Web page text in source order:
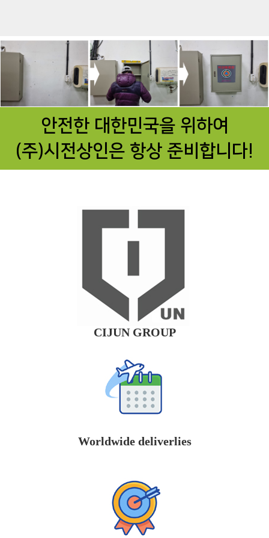
안전한 대한민국을 위하여
(주)시전상인은 항상 준비합니다!
CIJUN GROUP
Worldwide deliverlies